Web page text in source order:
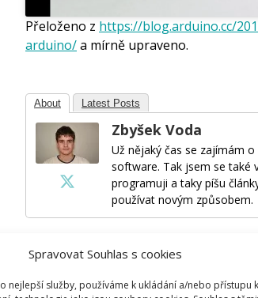
Spravovat Souhlas s cookies
nejlepší služby, používáme k ukládání a/nebo přístupu k
Přeloženo z https://blog.arduino.cc/
arduino/a mírně upraveno.
About Latest Posts
Zbyšek Voda
Už nějaký čas se zajímám
software. Tak jsem se také
programuji a taky píšu
používat novým způsobem.
Napsat komentář